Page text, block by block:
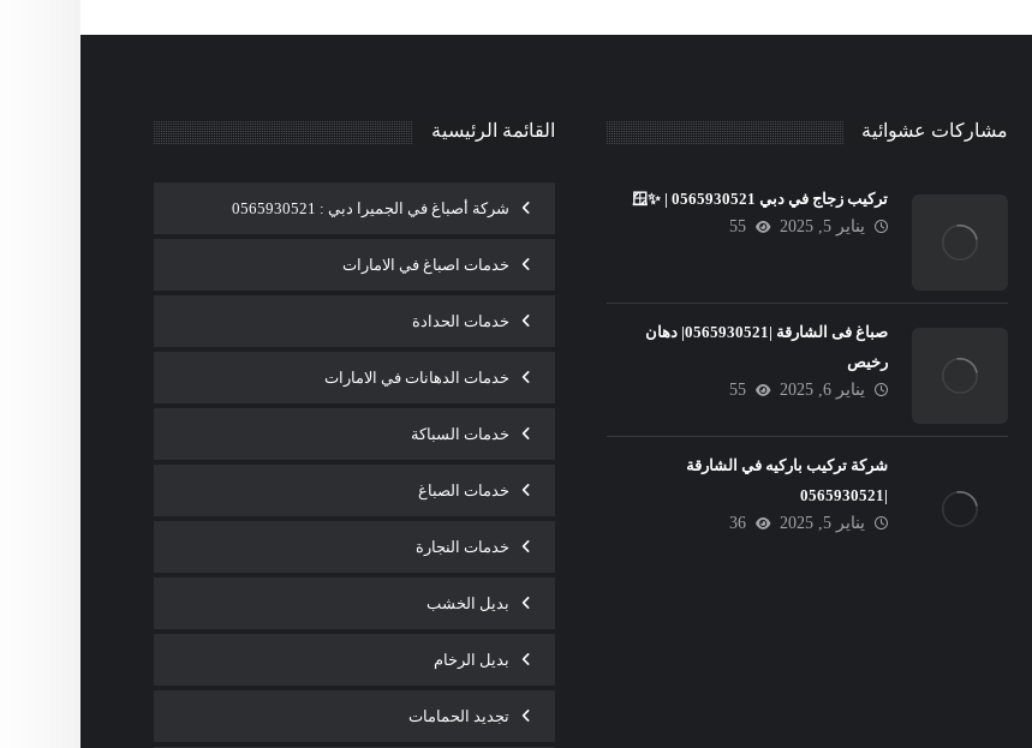
مشاركات عشوائية
تركيب زجاج في دبي 🪟✨ | 0565930521
يناير 5, 2025
55
صباغ فى الشارقة |0565930521| دهان
رخيص
يناير 6, 2025
55
شركة تركيب باركيه في الشارقة
|0565930521
يناير 5, 2025
36
القائمة الرئيسية
شركة أصباغ في الجميرا دبي : 0565930521
خدمات اصباغ في الامارات
خدمات الحدادة
خدمات الدهانات في الامارات
خدمات السباكة
خدمات الصباغ
خدمات النجارة
بديل الخشب
بديل الرخام
تجديد الحمامات